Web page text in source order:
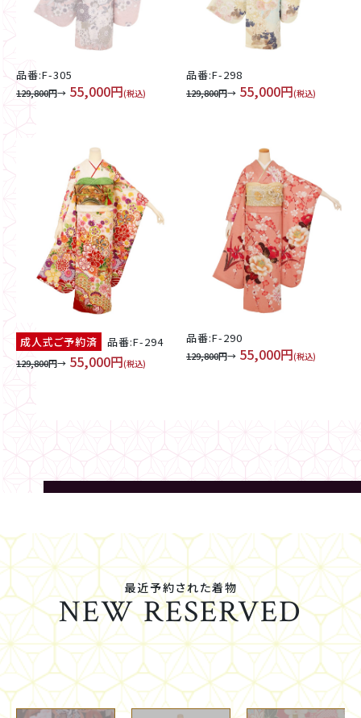
品番:F-305
129,800円→ 55,000円(税込)
品番:F-298
129,800円→ 55,000円(税込)
成人式ご予約済 品番:F-294
129,800円→ 55,000円(税込)
品番:F-290
129,800円→ 55,000円(税込)
最近予約された着物
NEW RESERVED